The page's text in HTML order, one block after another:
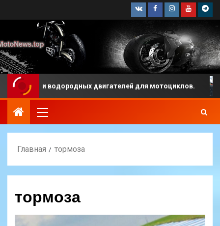
водородных двигателей для мотоциклов.
Главная тормоза
тормоза